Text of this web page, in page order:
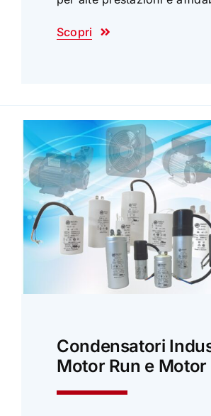
Scopri
Condensatori
Motor Run e Motor